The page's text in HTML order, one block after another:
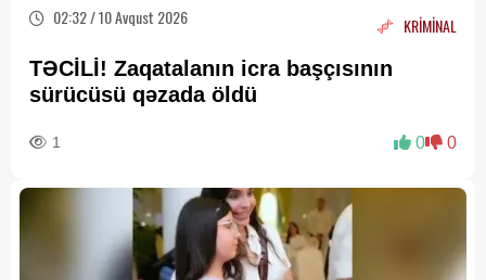
02:32 / 10 Avqust 2026 KRİMİNAL
TƏCİLİ! Zaqatalanın icra başçısının
sürücüsü qəzada öldü
1 0 0